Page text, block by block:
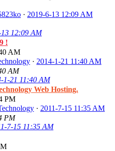
· 2019-6-13 12:09 AM
12:09 AM
!
AM
· 2014-1-21 11:40 AM
AM
1-21 11:40 AM
Web Hosting.
PM
· 2011-7-15 11:35 AM
PM
7-15 11:35 AM